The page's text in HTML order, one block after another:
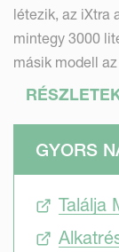
létezik, az iXtra
mintegy 3000
másik modell
vetőgéppel
GYORS
Találja